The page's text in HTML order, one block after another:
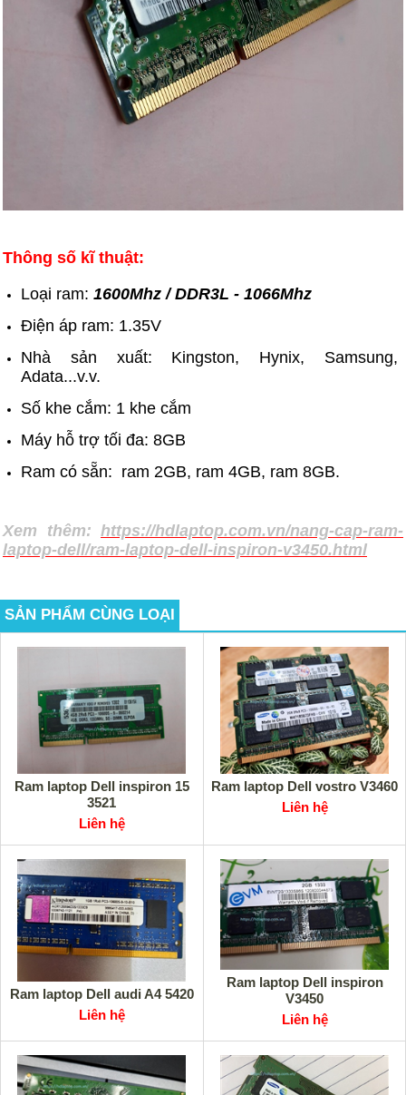
Thông số kĩ thuật:
Loại ram: 1600Mhz / DDR3L - 1066Mhz
Điện áp ram: 1.35V
Nhà sản xuất: Kingston, Hynix, Samsung,
Adata...v.v.
Số khe cắm: 1 khe cắm
Máy hỗ trợ tối đa: 8GB
Ram có sẵn: ram 2GB, ram 4GB, ram 8GB.
Xem thêm: https://hdlaptop.com.vn/nang-cap-ram-
laptop-dell/ram-laptop-dell-inspiron-v3450.html
SẢN PHẨM CÙNG LOẠI
Ram laptop Dell inspiron 15
3521
Liên hệ
Ram laptop Dell vostro V3460
Liên hệ
Ram laptop Dell audi A4 5420
Liên hệ
Ram laptop Dell inspiron
V3450
Liên hệ